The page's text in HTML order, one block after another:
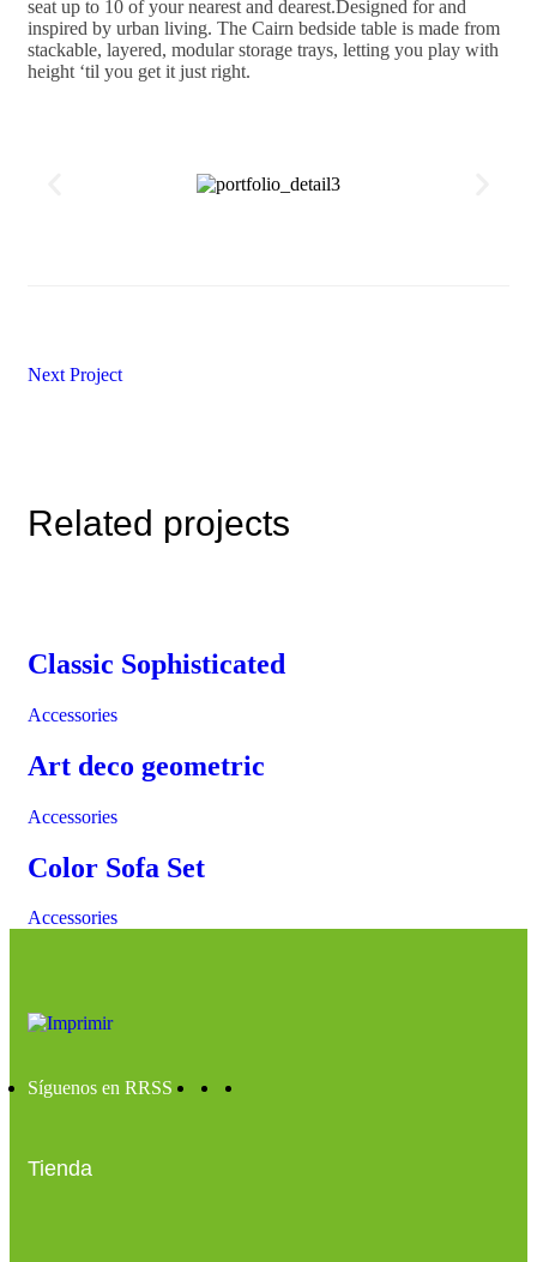
seat up to 10 of your nearest and dearest.Designed for and
inspired by urban living. The Cairn bedside table is made from
stackable, layered, modular storage trays, letting you play with
height ‘til you get it just right.
Next Project
Related projects
Classic Sophisticated
Accessories
Art deco geometric
Accessories
Color Sofa Set
Accessories
Síguenos en RRSS
Tienda